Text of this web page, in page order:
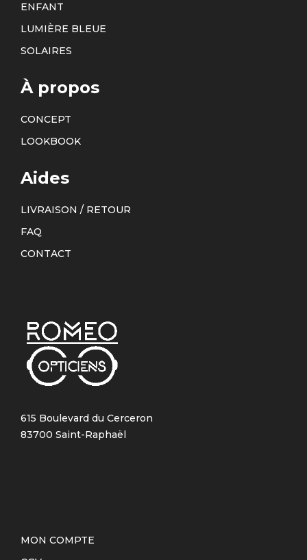
ENFANT
LUMIÈRE BLEUE
SOLAIRES
À propos
CONCEPT
LOOKBOOK
Aides
LIVRAISON / RETOUR
FAQ
CONTACT
615 Boulevard du Cerceron
83700 Saint-Raphaël
MON COMPTE